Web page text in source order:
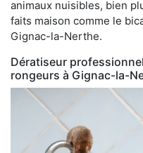
animaux nuisibles, bien
faits maison comme le
Gignac-la-Nerthe.
Dératiseur
rongeurs à Gignac-la-